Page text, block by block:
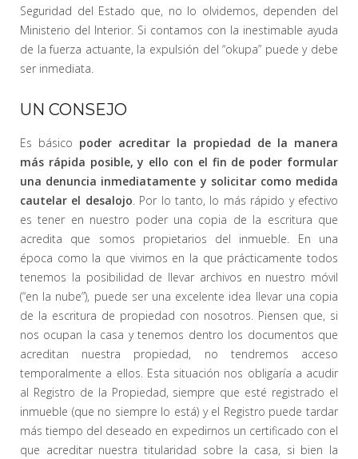
Seguridad del Estado que, no lo olvidemos, dependen del
Ministerio del Interior. Si contamos con la inestimable ayuda
de la fuerza actuante, la expulsión del “okupa” puede y debe
ser inmediata.
UN CONSEJO
Es básico poder acreditar la propiedad de la manera
más rápida posible, y ello con el fin de poder formular
una denuncia inmediatamente y solicitar como medida
cautelar el desalojo. Por lo tanto, lo más rápido y efectivo
es tener en nuestro poder una copia de la escritura que
acredita que somos propietarios del inmueble. En una
época como la que vivimos en la que prácticamente todos
tenemos la posibilidad de llevar archivos en nuestro móvil
(“en la nube”), puede ser una excelente idea llevar una copia
de la escritura de propiedad con nosotros. Piensen que, si
nos ocupan la casa y tenemos dentro los documentos que
acreditan nuestra propiedad, no tendremos acceso
temporalmente a ellos. Esta situación nos obligaría a acudir
al Registro de la Propiedad, siempre que esté registrado el
inmueble (que no siempre lo está) y el Registro puede tardar
más tiempo del deseado en expedirnos un certificado con el
que acreditar nuestra titularidad sobre la casa, si bien la